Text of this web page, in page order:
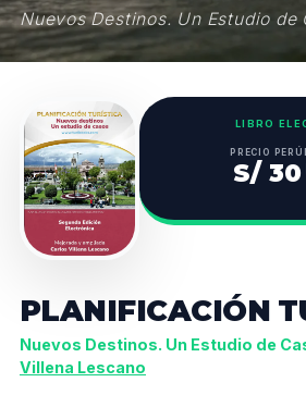
Nuevos Destinos. Un Estudio de
LIBRO
PRECIO PERÚ
S/ 30
PLANIFICACIÓN
Nuevos Destinos. Un Estudio de
Villena Lescano